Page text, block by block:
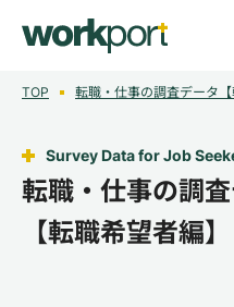
TOP 転職・仕事の調査データ【
Survey Data for Job
転職・仕事の調
【転職希望者編】